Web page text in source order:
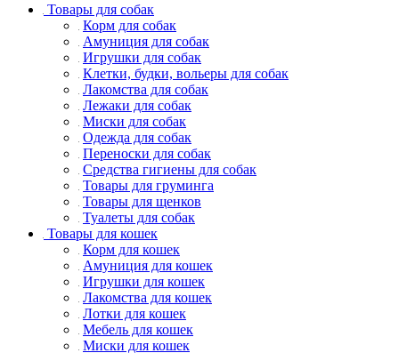
Товары для собак
Корм для собак
Амуниция для собак
Игрушки для собак
Клетки, будки, вольеры для собак
Лакомства для собак
Лежаки для собак
Миски для собак
Одежда для собак
Переноски для собак
Средства гигиены для собак
Товары для груминга
Товары для щенков
Туалеты для собак
Товары для кошек
Корм для кошек
Амуниция для кошек
Игрушки для кошек
Лакомства для кошек
Лотки для кошек
Мебель для кошек
Миски для кошек